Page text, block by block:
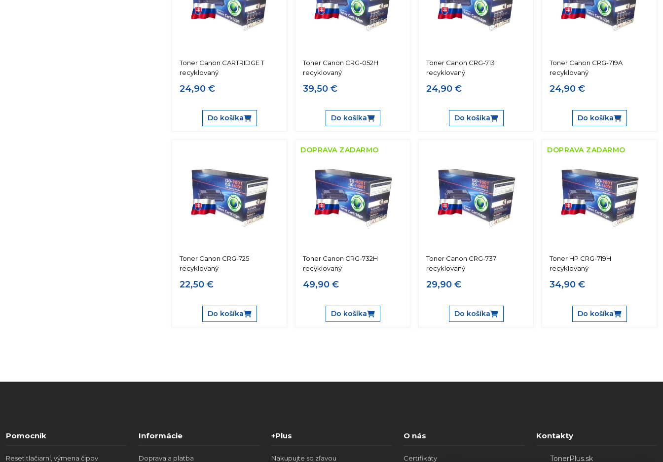
Toner Canon CARTRIDGE T
recyklovaný
24,90 €
Do košíka
Toner Canon CRG-052H
recyklovaný
39,50 €
Do košíka
Toner Canon CRG-713
recyklovaný
24,90 €
Do košíka
Toner Canon CRG-719A
recyklovaný
24,90 €
Do košíka
Toner Canon CRG-725
recyklovaný
22,50 €
Do košíka
DOPRAVA ZADARMO
Toner Canon CRG-732H
recyklovaný
49,90 €
Do košíka
Toner Canon CRG-737
recyklovaný
29,90 €
Do košíka
DOPRAVA ZADARMO
Toner HP CRG-719H
recyklovaný
34,90 €
Do košíka
Pomocník
Reset tlačiarní, výmena čipov
Informácie
Doprava a platba
+Plus
Nakupujte so zľavou
O nás
Certifikáty
Kontakty
TonerPlus.sk